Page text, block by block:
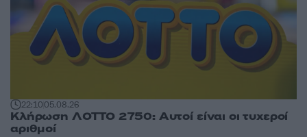
22:1005.08.26
Κλήρωση ΛΟΤΤΟ 2750: Αυτοί είναι οι τυχεροί
αριθμοί